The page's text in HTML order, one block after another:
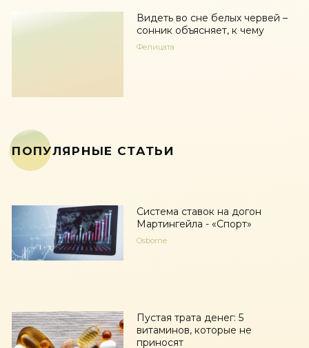
Видеть во сне белых червей –
сонник объясняет, к чему
Фелицата
ПОПУЛЯРНЫЕ СТАТЬИ
Система ставок на догон
Мартингейла - «Спорт»
Osborne
Пустая трата денег: 5
витаминов, которые не
приносят